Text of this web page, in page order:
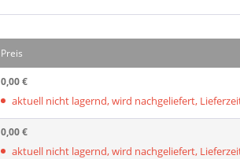
Preis
0,00 €
aktuell nicht lagernd, wird nachgeliefert,
0,00 €
aktuell nicht lagernd, wird nachgeliefert,